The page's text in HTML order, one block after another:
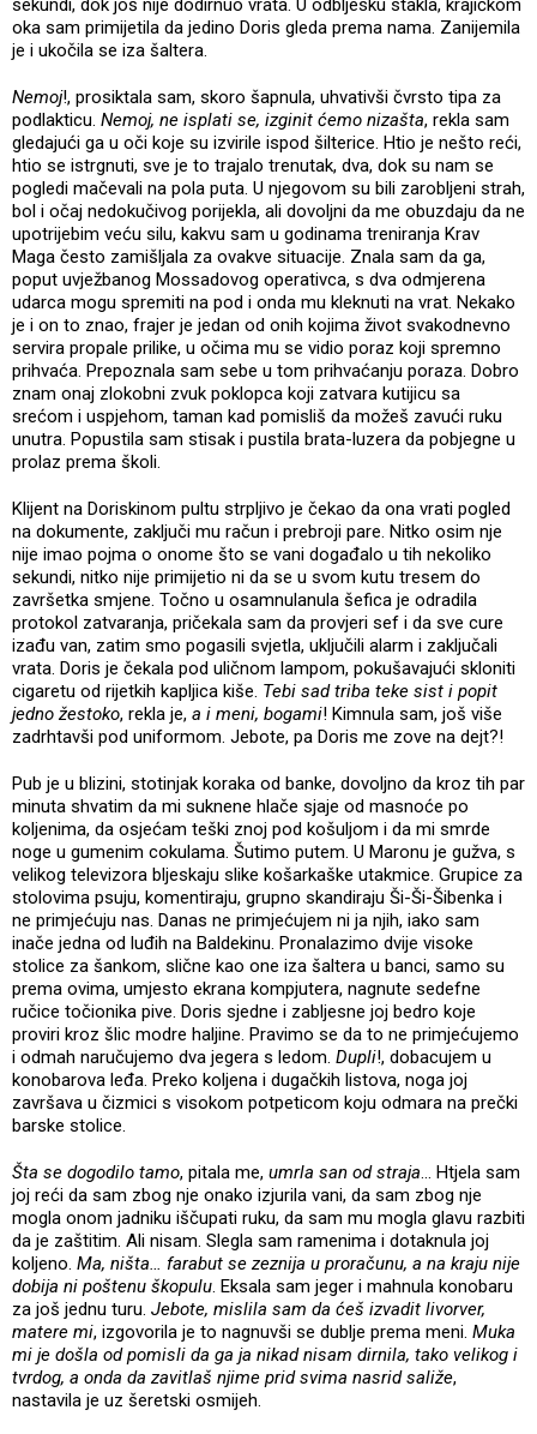
sekundi, dok još nije dodirnuo vrata. U odbljesku stakla, krajičkom
oka sam primijetila da jedino Doris gleda prema nama. Zanijemila
je i ukočila se iza šaltera.
Nemoj!, prosiktala sam, skoro šapnula, uhvativši čvrsto tipa za
podlakticu. Nemoj, ne isplati se, izginit ćemo nizašta, rekla sam
gledajući ga u oči koje su izvirile ispod šilterice. Htio je nešto reći,
htio se istrgnuti, sve je to trajalo trenutak, dva, dok su nam se
pogledi mačevali na pola puta. U njegovom su bili zarobljeni strah,
bol i očaj nedokučivog porijekla, ali dovoljni da me obuzdaju da ne
upotrijebim veću silu, kakvu sam u godinama treniranja Krav
Maga često zamišljala za ovakve situacije. Znala sam da ga,
poput uvježbanog Mossadovog operativca, s dva odmjerena
udarca mogu spremiti na pod i onda mu kleknuti na vrat. Nekako
je i on to znao, frajer je jedan od onih kojima život svakodnevno
servira propale prilike, u očima mu se vidio poraz koji spremno
prihvaća. Prepoznala sam sebe u tom prihvaćanju poraza. Dobro
znam onaj zlokobni zvuk poklopca koji zatvara kutijicu sa
srećom i uspjehom, taman kad pomisliš da možeš zavući ruku
unutra. Popustila sam stisak i pustila brata-luzera da pobjegne u
prolaz prema školi.
Klijent na Doriskinom pultu strpljivo je čekao da ona vrati pogled
na dokumente, zaključi mu račun i prebroji pare. Nitko osim nje
nije imao pojma o onome što se vani događalo u tih nekoliko
sekundi, nitko nije primijetio ni da se u svom kutu tresem do
završetka smjene. Točno u osamnulanula šefica je odradila
protokol zatvaranja, pričekala sam da provjeri sef i da sve cure
izađu van, zatim smo pogasili svjetla, uključili alarm i zaključali
vrata. Doris je čekala pod uličnom lampom, pokušavajući skloniti
cigaretu od rijetkih kapljica kiše. Tebi sad triba teke sist i popit
jedno žestoko, rekla je, a i meni, bogami! Kimnula sam, još više
zadrhtavši pod uniformom. Jebote, pa Doris me zove na dejt?!
Pub je u blizini, stotinjak koraka od banke, dovoljno da kroz tih par
minuta shvatim da mi suknene hlače sjaje od masnoće po
koljenima, da osjećam teški znoj pod košuljom i da mi smrde
noge u gumenim cokulama. Šutimo putem. U Maronu je gužva, s
velikog televizora bljeskaju slike košarkaške utakmice. Grupice za
stolovima psuju, komentiraju, grupno skandiraju Ši-Ši-Šibenka i
ne primjećuju nas. Danas ne primjećujem ni ja njih, iako sam
inače jedna od luđih na Baldekinu. Pronalazimo dvije visoke
stolice za šankom, slične kao one iza šaltera u banci, samo su
prema ovima, umjesto ekrana kompjutera, nagnute sedefne
ručice točionika pive. Doris sjedne i zabljesne joj bedro koje
proviri kroz šlic modre haljine. Pravimo se da to ne primjećujemo
i odmah naručujemo dva jegera s ledom. Dupli!, dobacujem u
konobarova leđa. Preko koljena i dugačkih listova, noga joj
završava u čizmici s visokom potpeticom koju odmara na prečki
barske stolice.
Šta se dogodilo tamo, pitala me, umrla san od straja… Htjela sam
joj reći da sam zbog nje onako izjurila vani, da sam zbog nje
mogla onom jadniku iščupati ruku, da sam mu mogla glavu razbiti
da je zaštitim. Ali nisam. Slegla sam ramenima i dotaknula joj
koljeno. Ma, ništa… farabut se zeznija u proračunu, a na kraju nije
dobija ni poštenu škopulu. Eksala sam jeger i mahnula konobaru
za još jednu turu. Jebote, mislila sam da ćeš izvadit livorver,
matere mi, izgovorila je to nagnuvši se dublje prema meni. Muka
mi je došla od pomisli da ga ja nikad nisam dirnila, tako velikog i
tvrdog, a onda da zavitlaš njime prid svima nasrid saliže,
nastavila je uz šeretski osmijeh.